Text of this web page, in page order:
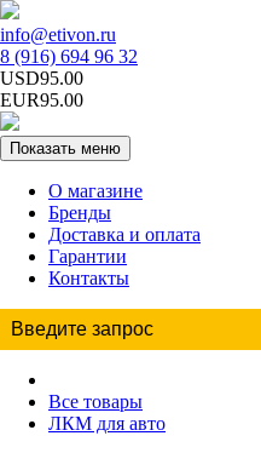
info@etivon.ru
8 (916) 694 96 32
USD95.00
EUR95.00
Показать меню
О магазине
Бренды
Доставка и оплата
Гарантии
Контакты
Все товары
ЛКМ для авто